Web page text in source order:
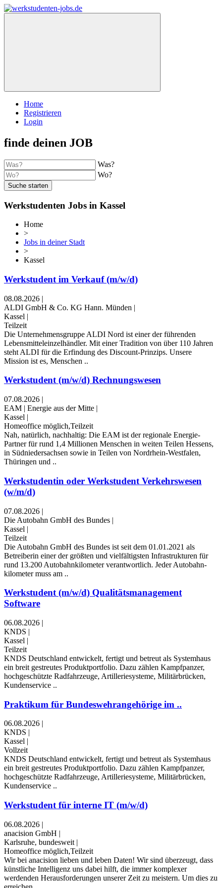
Home
Registrieren
Login
finde deinen JOB
Was?
Wo?
Suche starten
Werkstudenten Jobs in Kassel
Home
>
Jobs in deiner Stadt
>
Kassel
Werkstudent im Verkauf (m/w/d)
08.08.2026 |
ALDI GmbH & Co. KG Hann. Münden |
Kassel |
Teilzeit
Die Unternehmensgruppe ALDI Nord ist einer der führenden
Lebensmitteleinzelhändler. Mit einer Tradition von über 110 Jahren
steht ALDI für die Erfindung des Discount-Prinzips. Unsere
Mission ist es, Menschen ..
Werkstudent (m/w/d) Rechnungswesen
07.08.2026 |
EAM | Energie aus der Mitte |
Kassel |
Homeoffice möglich,Teilzeit
Nah, natürlich, nachhaltig: Die EAM ist der regionale Energie-
Partner für rund 1,4 Millionen Menschen in weiten Teilen Hessens,
in Südniedersachsen sowie in Teilen von Nordrhein-Westfalen,
Thüringen und ..
Werkstudentin oder Werkstudent Verkehrswesen
(w/m/d)
07.08.2026 |
Die Autobahn GmbH des Bundes |
Kassel |
Teilzeit
Die Autobahn GmbH des Bundes ist seit dem 01.01.2021 als
Betreiberin einer der größten und vielfältigsten Infrastrukturen für
rund 13.200 Autobahn­kilometer verantwortlich. Jeder Autobahn­
kilometer muss am ..
Werkstudent (m/w/d) Qualitätsmanagement
Software
06.08.2026 |
KNDS |
Kassel |
Teilzeit
KNDS Deutschland entwickelt, fertigt und betreut als Systemhaus
ein breit gestreutes Produktportfolio. Dazu zählen Kampfpanzer,
hochgeschützte Radfahrzeuge, Artilleriesysteme, Militärbrücken,
Kundenservice ..
Praktikum für Bundeswehrangehörige im ..
06.08.2026 |
KNDS |
Kassel |
Vollzeit
KNDS Deutschland entwickelt, fertigt und betreut als Systemhaus
ein breit gestreutes Produktportfolio. Dazu zählen Kampfpanzer,
hochgeschützte Radfahrzeuge, Artilleriesysteme, Militärbrücken,
Kundenservice ..
Werkstudent für interne IT (m/w/d)
06.08.2026 |
anacision GmbH |
Karlsruhe, bundesweit |
Homeoffice möglich,Teilzeit
Wir bei anacision lieben und leben Daten! Wir sind überzeugt, dass
künstliche Intelligenz uns dabei hilft, die immer komplexer
werdenden Herausforderungen unserer Zeit zu meistern. Um dies zu